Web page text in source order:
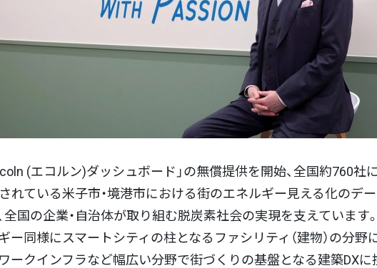
(エコルン)ダッシュボード」の無償提供を開始、全国約760社
れている米子市・境港市における街のエネルギー見える化のデ
国の企業・自治体が取り組む脱炭素社会の実現を支えています。
ー同様にスマートシティの柱となるファシリティ（建物）の分
ークインフラなど幅広い分野で街づくりの基盤となる建築DX